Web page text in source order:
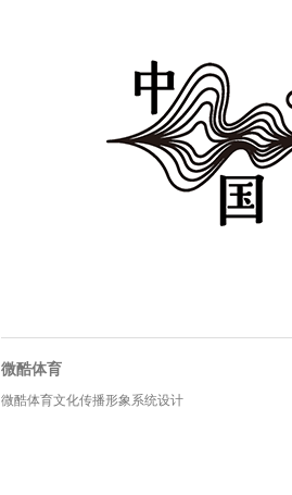
微酷体育
微酷体育文化传播形象系统设计